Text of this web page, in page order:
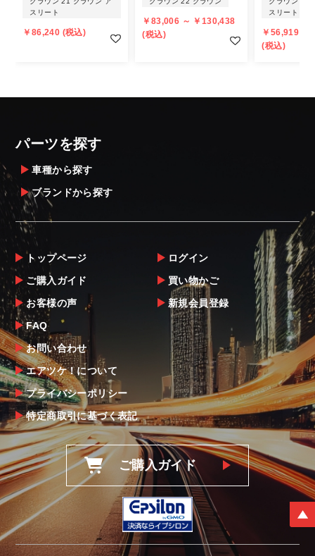
個人宅への直送・営業所止めができないこと
があることはご了承ください。
また、小さな商品でも、メーカーによって
・発送先に、塗装・取付店等の業者様をご指
・メーカーによっては、配送先が自動車関連
業者でなければ、配送出来ないことがあるこ
とは予めご了承ください。
お届け商品について
商品到着後は速やかに開封のうえ、中身をご
確認下さい。
当社ならびにメーカーでは販売する商品に万
全を期すよう尽力しておりますが、
万一、商品に不具合があった場合は商品出荷
後5日以内にご連絡をお願いします。
なお、塗装・加工・装着後の交換や返品は、
理由を問わず一切お受けできません。
商品の不具合や状況は写真等をお願いする場
合もございますので、ご協力をお願いしま
す。
明らかに当社またはメーカーに瑕疵が認めら
れる場合（商品誤発送・初期不良・運送破損
等）につきましては、
当社よりメーカー・運送会社へ状況報告・確
認の上、同等品・代替品への交換対応の手配
をさせて頂きます。
尚、やむを得ず同等品・代替品をご用意出来
スリート
￥86,240 (税込)
￥83,006 ～ ￥130,438
(税込)
スリート
￥56,919 ～
(税込)
パーツを探す
車種から探す
ブランドから探す
トップページ
ご購入ガイド
お客様の声
FAQ
お問い合わせ
エアツケ！について
プライバシーポリシー
特定商取引に基づく表記
ログイン
買い物かご
新規会員登録
ご購入ガイド